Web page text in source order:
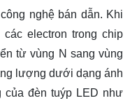
nghệ bán dẫn. Khi
electron trong chip
từ vùng N sang vùng
lượng dưới dạng ánh
của đèn tuýp LED như